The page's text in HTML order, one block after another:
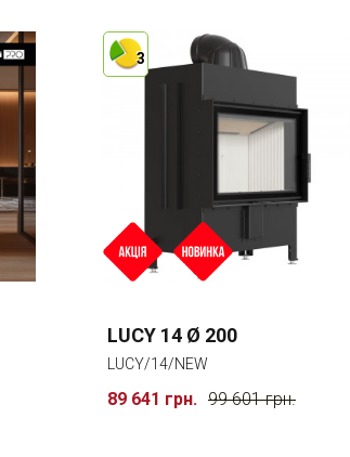
3
LUCY 14 Ø 200
LUCY/14/NEW
89 641 грн. 99 601 грн.